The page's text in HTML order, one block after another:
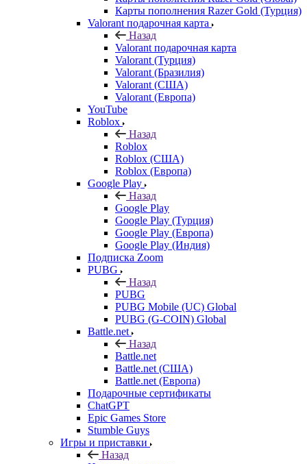
Карты пополнения Razer Gold (Турция)
Valorant подарочная карта
Назад
Valorant подарочная карта
Valorant (Турция)
Valorant (Бразилия)
Valorant (США)
Valorant (Европа)
YouTube
Roblox
Назад
Roblox
Roblox (США)
Roblox (Европа)
Google Play
Назад
Google Play
Google Play (Турция)
Google Play (Европа)
Google Play (Индия)
Подписка Zoom
PUBG
Назад
PUBG
PUBG Mobile (UC) Global
PUBG (G-COIN) Global
Battle.net
Назад
Battle.net
Battle.net (США)
Battle.net (Европа)
Подарочные сертификаты
ChatGPT
Epic Games Store
Stumble Guys
Игры и приставки
Назад